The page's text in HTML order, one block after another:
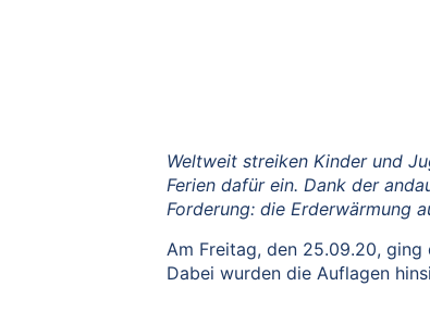
Weltweit streiken Kinder und
Ferien dafür ein. Dank der
Forderung: die Erderwärmung
Am Freitag, den 25.09.20, ging
Dabei wurden die Auflagen